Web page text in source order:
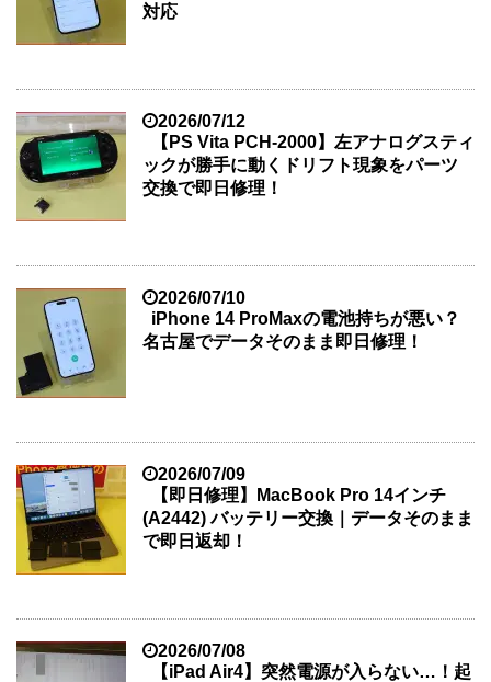
対応
2026/07/12
【PS Vita PCH-2000】左アナログスティ
ックが勝手に動くドリフト現象をパーツ
交換で即日修理！
2026/07/10
iPhone 14 ProMaxの電池持ちが悪い？
名古屋でデータそのまま即日修理！
2026/07/09
【即日修理】MacBook Pro 14インチ
(A2442) バッテリー交換｜データそのまま
で即日返却！
2026/07/08
【iPad Air4】突然電源が入らない…！起